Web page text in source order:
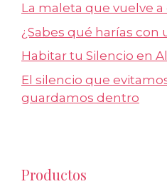
La maleta que vuelve a
¿Sabes qué harías con
Habitar tu Silencio en
El silencio que
guardamos dentro
Productos